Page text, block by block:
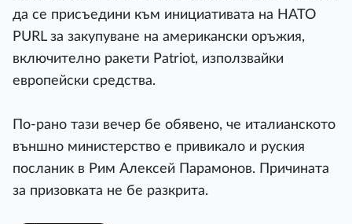
да се присъедини към инициативата на НАТО
PURL за закупуване на американски оръжия,
включително ракети Patriot, използвайки
европейски средства.
По-рано тази вечер бе обявено, че италианското
външно министерство е привикало и руския
посланик в Рим Алексей Парамонов. Причината
за призовката не бе разкрита.